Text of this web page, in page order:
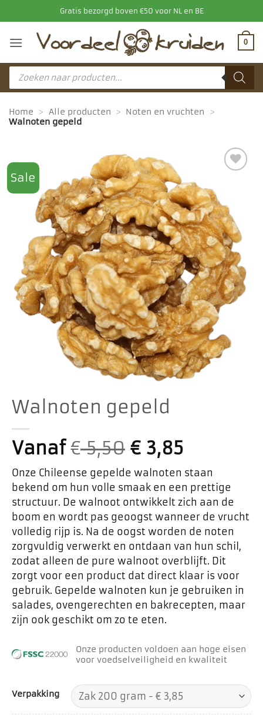
naar
inhoud
Gratis bezorgd boven €50 voor NL en BE
0
Producten
zoeken
Home > Alle producten > Noten en vruchten
>
Walnoten gepeld
Sale
aan
favorieten
Walnoten gepeld
Vanaf€5,50 €3,85
Onze Chileense gepelde walnoten staan
bekend om hun volle smaak en een prettige
structuur. De walnoot ontwikkelt zich aan de
boom en wordt pas geoogst wanneer de vrucht
volledig rijp is. Na de oogst worden de noten
zorgvuldig verwerkt en ontdaan van hun schil,
zodat alleen de pure walnoot overblijft. Dit
zorgt voor een product dat direct klaar is voor
gebruik. Gepelde walnoten kun je gebruiken in
salades, ovengerechten en bakrecepten, maar
zijn ook geschikt om zo te eten.
Onze producten voldoen aan hoge eisen
voor voedselveiligheid en kwaliteit
Verpakking